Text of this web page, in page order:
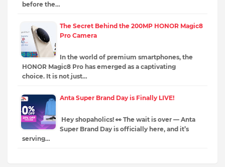
before the…
The Secret Behind the 200MP HONOR Magic8
Pro Camera
In the world of premium smartphones, the
HONOR Magic8 Pro has emerged as a captivating
choice. It is not just…
Anta Super Brand Day is Finally LIVE!
Hey shopaholics! 👀 The wait is over — Anta
Super Brand Day is officially here, and it’s
serving…